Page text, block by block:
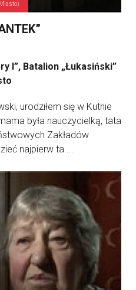
I”, Batalion „Łukasiński”
urodziłem się w Kutnie
była nauczycielką, tata
Zakładów
najpierw ta ...